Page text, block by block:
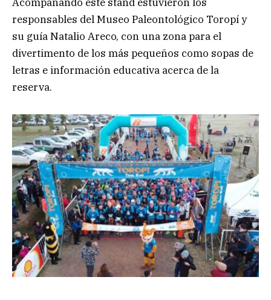
responsables del Museo Paleontológico Toropí y
su guía Natalio Areco, con una zona para el
divertimento de los más pequeños como sopas de
letras e información educativa acerca de la
reserva.